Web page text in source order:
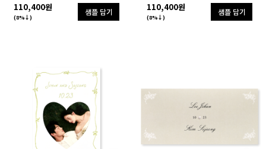
110,400원
(8%↓)
샘플 담기 110,400원
(8%↓)
샘플 담기